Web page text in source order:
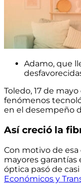
Adamo, que
Toledo, 17 de mayo
fenómenos
en el desempeño
Así creció la
Con motivo de
mayores garantías
óptica pasó de
Económicos y